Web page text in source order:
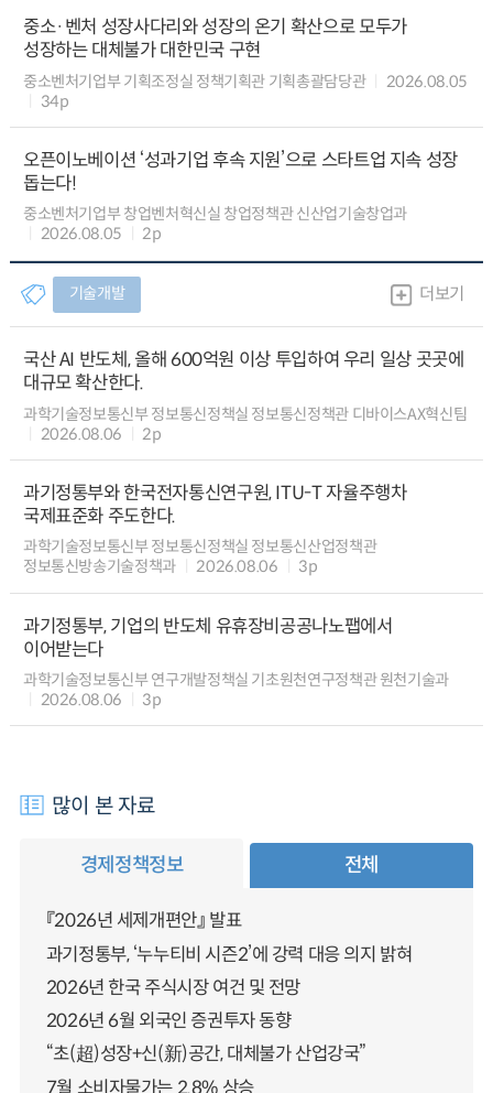
중소·벤처 성장사다리와 성장의 온기 확산으로 모두가
성장하는 대체불가 대한민국 구현
중소벤처기업부 기획조정실 정책기획관 기획총괄담당관
2026.08.05
34p
오픈이노베이션 ‘성과기업 후속 지원’으로 스타트업 지속 성장
돕는다!
중소벤처기업부 창업벤처혁신실 창업정책관 신산업기술창업과
2026.08.05
2p
기술개발 더보기
국산 AI 반도체, 올해 600억원 이상 투입하여 우리 일상 곳곳에
대규모 확산한다.
과학기술정보통신부 정보통신정책실 정보통신정책관 디바이스AX혁신팀
2026.08.06
2p
과기정통부와 한국전자통신연구원, ITU-T 자율주행차
국제표준화 주도한다.
과학기술정보통신부 정보통신정책실 정보통신산업정책관
정보통신방송기술정책과
2026.08.06 3p
과기정통부, 기업의 반도체 유휴장비공공나노팹에서
이어받는다
과학기술정보통신부 연구개발정책실 기초원천연구정책관 원천기술과
2026.08.06
3p
많이 본 자료
경제정책정보 전체
『2026년 세제개편안』 발표
과기정통부, ‘누누티비 시즌2’에 강력 대응 의지 밝혀
2026년 한국 주식시장 여건 및 전망
2026년 6월 외국인 증권투자 동향
“초(超)성장+신(新)공간, 대체불가 산업강국”
7월 소비자물가는 2.8% 상승